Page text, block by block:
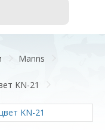
Manns
KN-21